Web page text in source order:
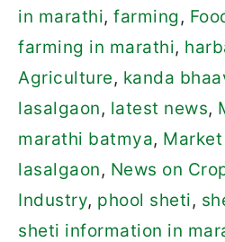
in marathi, farming,
farming in marathi,
Agriculture, kanda
lasalgaon, latest news,
marathi batmya, Market
lasalgaon, News on
Industry, phool sheti,
sheti information in